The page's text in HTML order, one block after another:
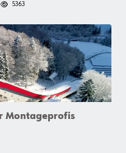
5363
Montageprofis